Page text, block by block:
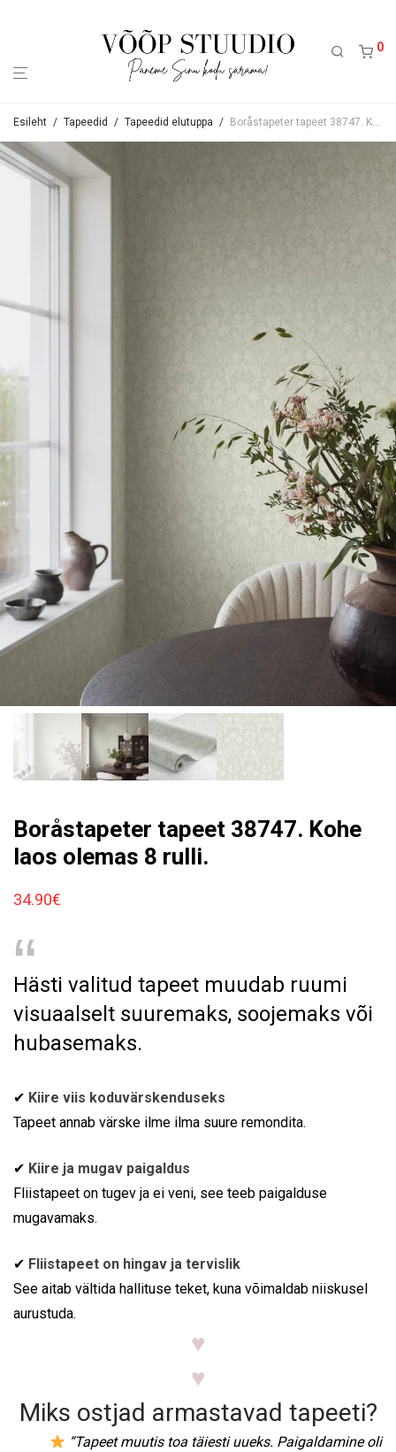
0
Esileht / Tapeedid / Tapeedid elutuppa / Boråstapeter tapeet 38747. Kohe laos olemas 8 rulli.
Boråstapeter tapeet 38747. Kohe
laos olemas 8 rulli.
34.90€
Hästi valitud tapeet muudab ruumi
visuaalselt suuremaks, soojemaks või
hubasemaks.
✔ Kiire viis koduvärskenduseks
Tapeet annab värske ilme ilma suure remondita.
✔ Kiire ja mugav paigaldus
Fliistapeet on tugev ja ei veni, see teeb paigalduse
mugavamaks.
✔ Fliistapeet on hingav ja tervislik
See aitab vältida hallituse teket, kuna võimaldab niiskusel
aurustuda.
♥
♥
Miks ostjad armastavad tapeeti?
“Tapeet muutis toa täiesti uueks. Paigaldamine oli